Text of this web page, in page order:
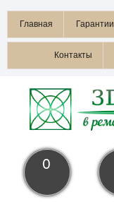
Главная Гарантии
Контакты
0